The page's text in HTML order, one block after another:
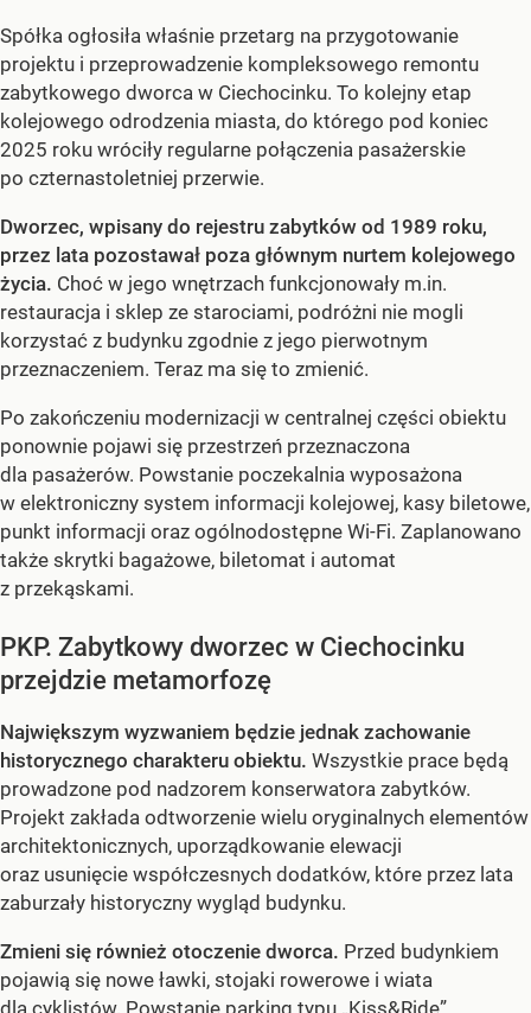
Spółka ogłosiła właśnie przetarg na przygotowanie
projektu i przeprowadzenie kompleksowego remontu
zabytkowego dworca w Ciechocinku. To kolejny etap
kolejowego odrodzenia miasta, do którego pod koniec
2025 roku wróciły regularne połączenia pasażerskie
po czternastoletniej przerwie.
Dworzec, wpisany do rejestru zabytków od 1989 roku,
przez lata pozostawał poza głównym nurtem kolejowego
życia. Choć w jego wnętrzach funkcjonowały m.in.
restauracja i sklep ze starociami, podróżni nie mogli
korzystać z budynku zgodnie z jego pierwotnym
przeznaczeniem. Teraz ma się to zmienić.
Po zakończeniu modernizacji w centralnej części obiektu
ponownie pojawi się przestrzeń przeznaczona
dla pasażerów. Powstanie poczekalnia wyposażona
w elektroniczny system informacji kolejowej, kasy biletowe,
punkt informacji oraz ogólnodostępne Wi-Fi. Zaplanowano
także skrytki bagażowe, biletomat i automat
z przekąskami.
PKP. Zabytkowy dworzec w Ciechocinku
przejdzie metamorfozę
Największym wyzwaniem będzie jednak zachowanie
historycznego charakteru obiektu. Wszystkie prace będą
prowadzone pod nadzorem konserwatora zabytków.
Projekt zakłada odtworzenie wielu oryginalnych elementów
architektonicznych, uporządkowanie elewacji
oraz usunięcie współczesnych dodatków, które przez lata
zaburzały historyczny wygląd budynku.
Zmieni się również otoczenie dworca. Przed budynkiem
pojawią się nowe ławki, stojaki rowerowe i wiata